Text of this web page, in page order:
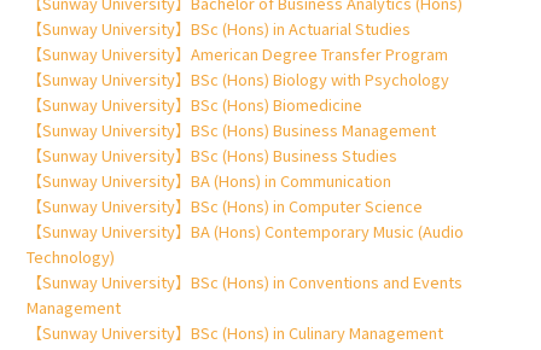
【Sunway University】BSc (Hons) in Actuarial Studies
【Sunway University】American Degree Transfer Program
【Sunway University】BSc (Hons) Biology with Psychology
【Sunway University】BSc (Hons) Biomedicine
【Sunway University】BSc (Hons) Business Management
【Sunway University】BSc (Hons) Business Studies
【Sunway University】BA (Hons) in Communication
【Sunway University】BSc (Hons) in Computer Science
【Sunway University】BA (Hons) Contemporary Music (Audio
Technology)
【Sunway University】BSc (Hons) in Conventions and Events
Management
【Sunway University】BSc (Hons) in Culinary Management